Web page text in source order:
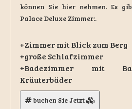
können Sie hier nehmen. Es
Palace Deluxe Zimmer:.
+Zimmer mit Blick zum Berg
+große Schlafzimmer
+Badezimmer mit
Kräuterbäder
buchen Sie Jetzt